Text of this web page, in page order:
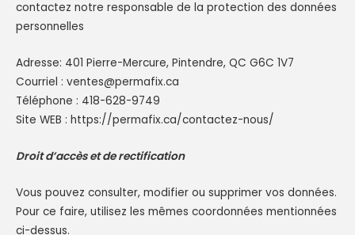
contactez notre responsable de la protection des données
personnelles
Adresse: 401 Pierre-Mercure, Pintendre, QC G6C 1V7
Courriel : ventes@permafix.ca
Téléphone : 418-628-9749
Site WEB : https://permafix.ca/contactez-nous/
Droit d’accès et de rectification
Vous pouvez consulter, modifier ou supprimer vos données.
Pour ce faire, utilisez les mêmes coordonnées mentionnées
ci-dessus.